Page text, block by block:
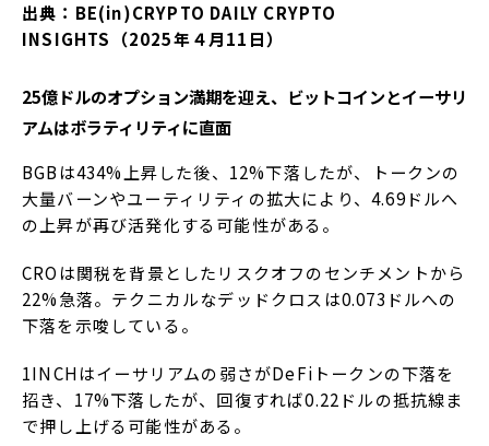
出典：BE(in)CRYPTO DAILY CRYPTO
INSIGHTS（2025年４月11日）
25億ドルのオプション満期を迎え、ビットコインとイーサリ
アムはボラティリティに直面
BGBは434%上昇した後、12%下落したが、トークンの
大量バーンやユーティリティの拡大により、4.69ドルへ
の上昇が再び活発化する可能性がある。
CROは関税を背景としたリスクオフのセンチメントから
22%急落。テクニカルなデッドクロスは0.073ドルへの
下落を示唆している。
1INCHはイーサリアムの弱さがDeFiトークンの下落を
招き、17%下落したが、回復すれば0.22ドルの抵抗線ま
で押し上げる可能性がある。